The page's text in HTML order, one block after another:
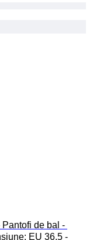
Pantofi de bal -
EU 36.5 -